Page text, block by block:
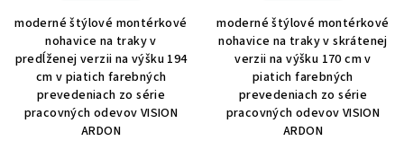
moderné štýlové montérkové
nohavice na traky v
predĺženej verzii na výšku 194
cm v piatich farebných
prevedeniach zo série
pracovných odevov VISION
ARDON
moderné štýlové montérkové
nohavice na traky v skrátenej
verzii na výšku 170 cm v
piatich farebných
prevedeniach zo série
pracovných odevov VISION
ARDON